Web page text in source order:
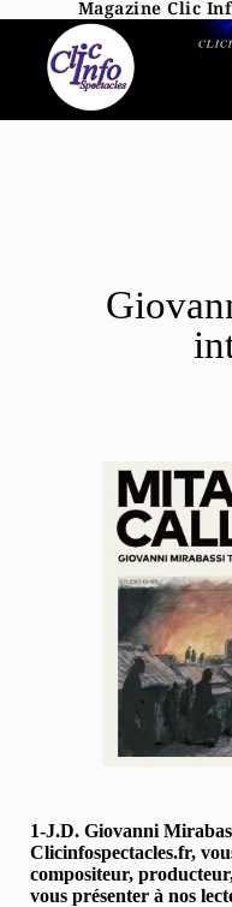
Magazine Clic
1-J.D. Giovanni
Clicinfospectacles.fr,
compositeur,
vous présenter à nos